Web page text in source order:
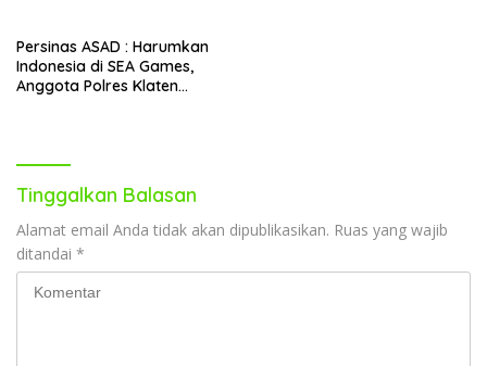
Persinas ASAD : Harumkan
Indonesia di SEA Games,
Anggota Polres Klaten
Tinggalkan Balasan
Alamat email Anda tidak akan dipublikasikan. Ruas yang wajib
ditandai *